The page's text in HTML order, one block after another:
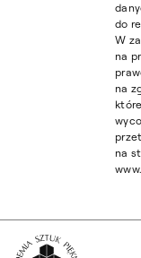
do
W
na
na
na